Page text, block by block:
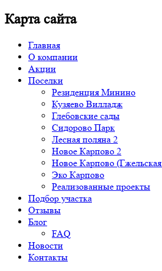
Карта сайта
Главная
О компании
Акции
Поселки
Резиденция Минино
Кузяево Вилладж
Глебовские сады
Сидорово Парк
Лесная поляна 2
Новое Карпово 2
Новое Карпово (Гжельская
Эко Карпово
Реализованные проекты
Подбор участка
Отзывы
Блог
FAQ
Новости
Контакты